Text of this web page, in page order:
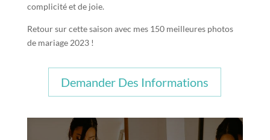
complicité et de joie.
Retour sur cette saison avec mes 150 meilleures photos
de mariage 2023 !
Demander Des Informations